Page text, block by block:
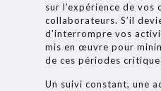
sur l’expérience de vos
collaborateurs. S’il
d’interrompre vos
mis en œuvre pour
de ces périodes
Un suivi constant, une